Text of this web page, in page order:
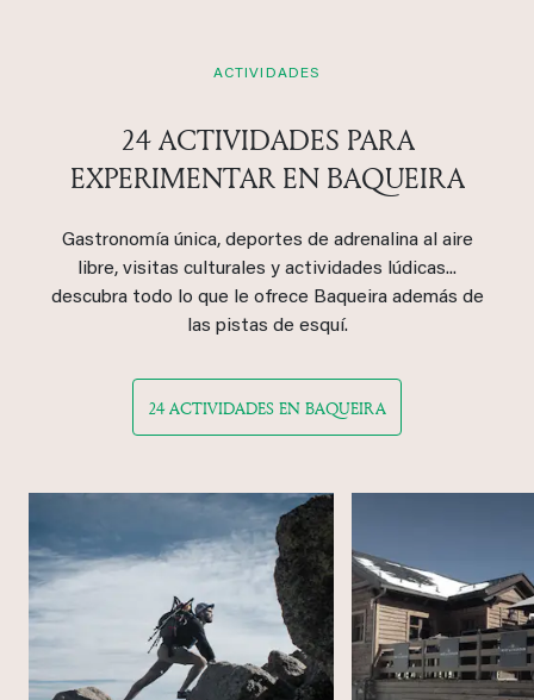
ACTIVIDADES
24 ACTIVIDADES PARA
EXPERIMENTAR EN BAQUEIRA
Gastronomía única, deportes de adrenalina al aire
libre, visitas culturales y actividades lúdicas...
descubra todo lo que le ofrece Baqueira además de
las pistas de esquí.
24 ACTIVIDADES EN BAQUEIRA